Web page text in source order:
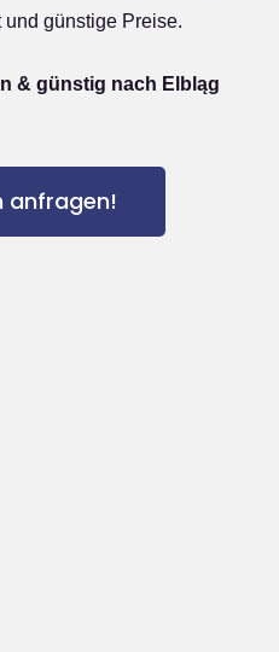
günstige Preise.
& günstig nach Elbląg
anfragen!